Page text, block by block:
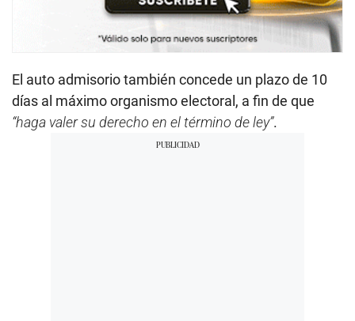
El auto admisorio también concede un plazo de 10
días al máximo organismo electoral, a fin de que
“haga valer su derecho en el término de ley”.